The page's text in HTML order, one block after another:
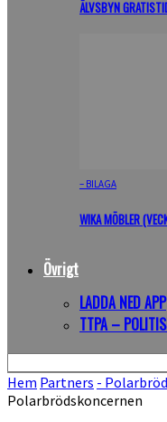
ÄLVSBYN
– BILAGA
WIKA MÖBLER
Övrigt
LADDA NED APP
TTPA –
Hem Partners - Polarbröd
Polarbrödskoncernen